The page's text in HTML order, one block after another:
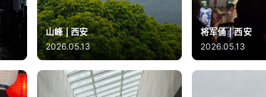
山峰 | 西安
2026.05.13
将军俑 | 西安
2026.05.13